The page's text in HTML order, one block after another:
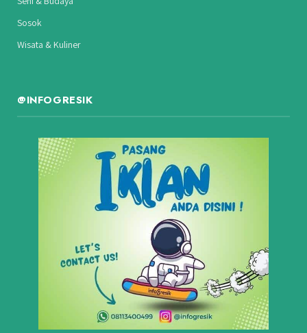
Sosok
Wisata & Kuliner
@INFOGRESIK